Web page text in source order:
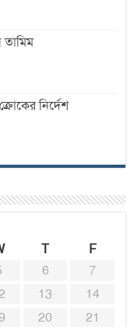
তামিম
নির্দেশ
T
F
6
7
13
14
20
21